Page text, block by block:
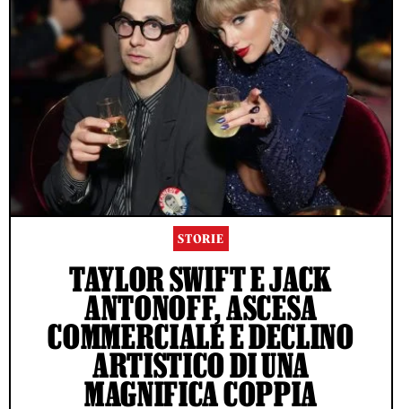
STORIE
TAYLOR SWIFT E JACK
ANTONOFF, ASCESA
COMMERCIALE E DECLINO
ARTISTICO DI UNA
MAGNIFICA COPPIA